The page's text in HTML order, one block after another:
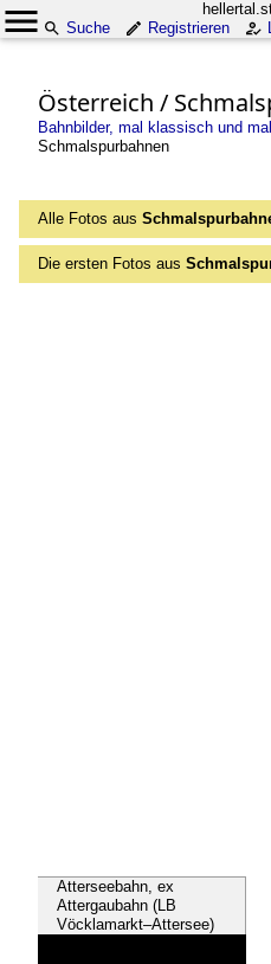
Suche
Registrieren
Österreich /
Bahnbilder, mal klassisch und
Schmalspurbahnen
Alle Fotos aus
Die ersten Fotos aus
Atterseebahn, ex
Attergaubahn (LB
Vöcklamarkt–Attersee)